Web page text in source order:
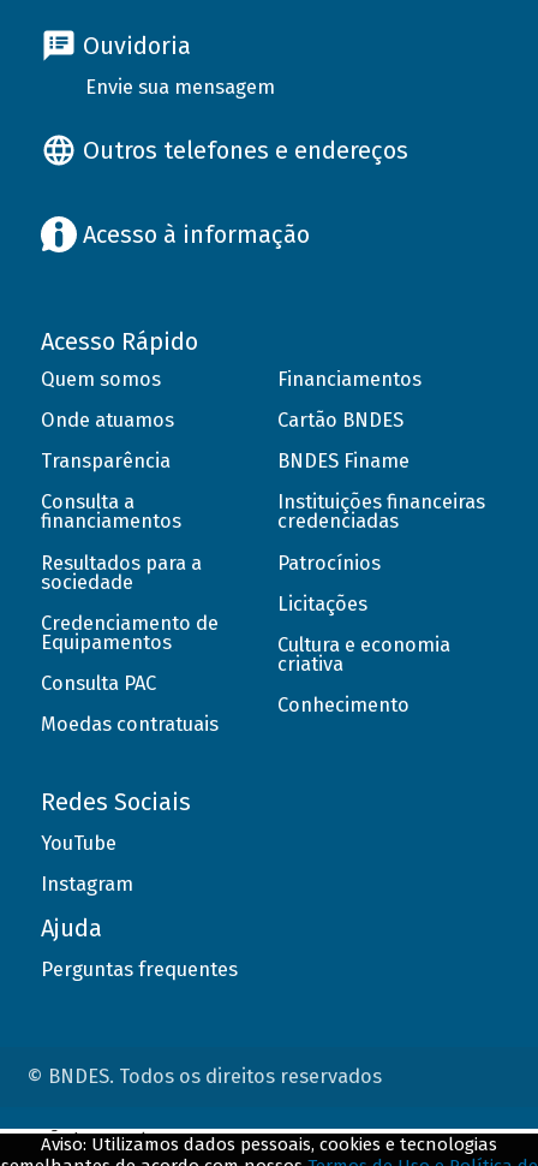
Ouvidoria
Envie sua mensagem
Outros telefones e endereços
Acesso à informação
Acesso Rápido
Quem somos
Onde atuamos
Transparência
Consulta a
financiamentos
Resultados para a
sociedade
Credenciamento de
Equipamentos
Consulta PAC
Moedas contratuais
Financiamentos
Cartão BNDES
BNDES Finame
Instituições financeiras
credenciadas
Patrocínios
Licitações
Cultura e economia
criativa
Conhecimento
Redes Sociais
YouTube
Instagram
Ajuda
Perguntas frequentes
© BNDES. Todos os direitos reservados
Aviso: Utilizamos dados pessoais, cookies e tecnologias
ConteÃºdo complementar